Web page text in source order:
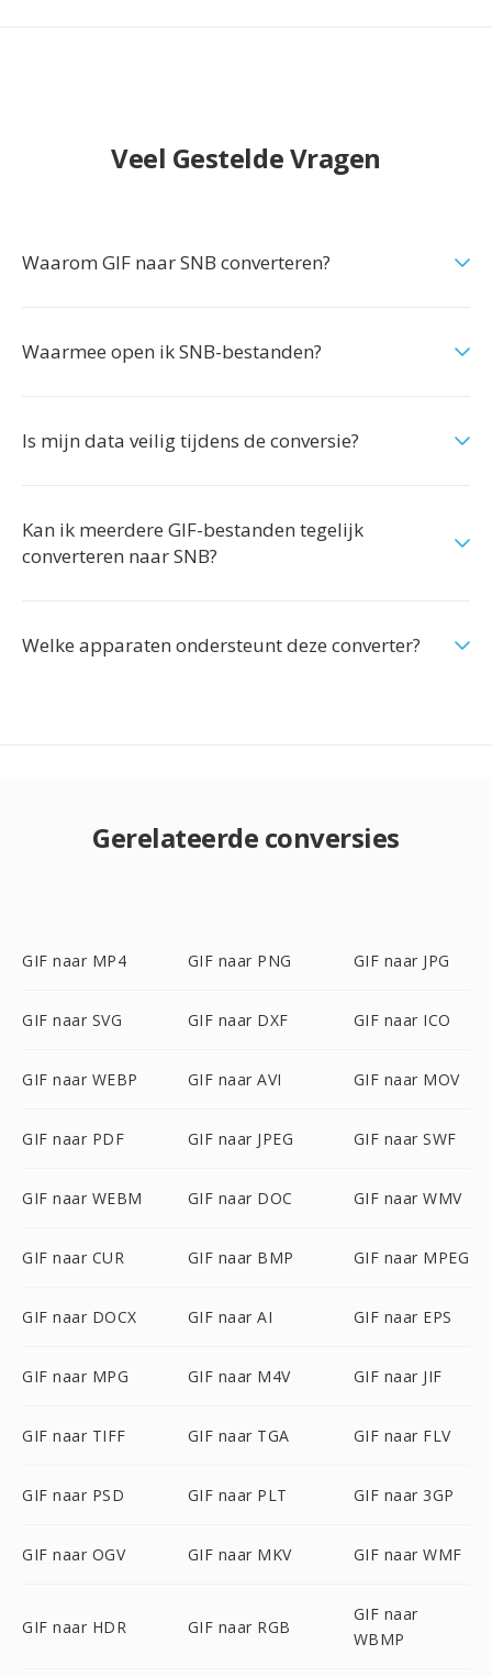
Veel Gestelde Vragen
Waarom GIF naar SNB converteren?
Waarmee open ik SNB-bestanden?
Is mijn data veilig tijdens de conversie?
Kan ik meerdere GIF-bestanden tegelijk
converteren naar SNB?
Welke apparaten ondersteunt deze converter?
Gerelateerde conversies
GIF naar MP4 GIF naar PNG GIF naar JPG
GIF naar SVG GIF naar DXF GIF naar ICO
GIF naar WEBP GIF naar AVI GIF naar MOV
GIF naar PDF GIF naar JPEG GIF naar SWF
GIF naar WEBM GIF naar DOC GIF naar WMV
GIF naar CUR GIF naar BMP GIF naar MPEG
GIF naar DOCX GIF naar AI GIF naar EPS
GIF naar MPG GIF naar M4V GIF naar JIF
GIF naar TIFF GIF naar TGA GIF naar FLV
GIF naar PSD GIF naar PLT GIF naar 3GP
GIF naar OGV GIF naar MKV GIF naar WMF
GIF naar HDR GIF naar RGB
GIF naar
WBMP